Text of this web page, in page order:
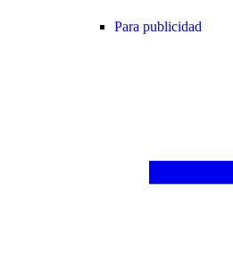
Para publicidad